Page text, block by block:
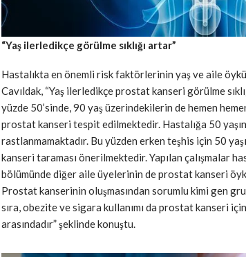
“Yaş ilerledikçe görülme sıklığı artar”
Hastalıkta en önemli risk faktörlerinin yaş ve aile
Cavıldak, “Yaş ilerledikçe prostat kanseri görülme
yüzde 50’sinde, 90 yaş üzerindekilerin de hemen
prostat kanseri tespit edilmektedir. Hastalığa 50
rastlanmamaktadır. Bu yüzden erken teşhis için 50
kanseri taraması önerilmektedir. Yapılan çalışmalar
bölümünde diğer aile üyelerinin de prostat kanseri
Prostat kanserinin oluşmasından sorumlu kimi gen
sıra, obezite ve sigara kullanımı da prostat kanseri
arasındadır” şeklinde konuştu.